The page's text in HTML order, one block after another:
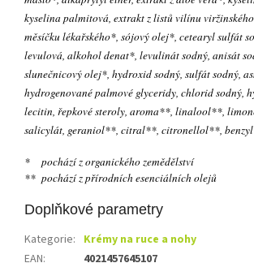
kyselina palmitová, extrakt z listů vilínu
měsíčku lékařského*, sójový olej*, cetearyl sulfát
levulová, alkohol denat*, levulinát sodný, anisát
slunečnicový olej*, hydroxid sodný, sulfát sodný,
hydrogenované palmové glyceridy, chlorid sodný,
lecitin, řepkové steroly, aroma**, linalool**,
salicylát, geraniol**, citral**, citronellol**,
* pochází z organického zemědělství
** pochází z přírodních esenciálních olejů
Doplňkové parametry
Kategorie: Krémy na ruce a nohy
EAN: 4021457645107